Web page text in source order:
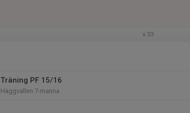
v.33
Träning PF 15/16
Häggvallen 7-manna